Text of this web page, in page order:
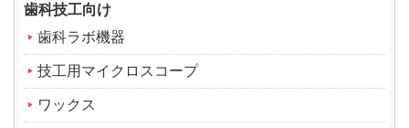
歯科技工向け
歯科ラボ機器
技工用マイクロスコープ
ワックス